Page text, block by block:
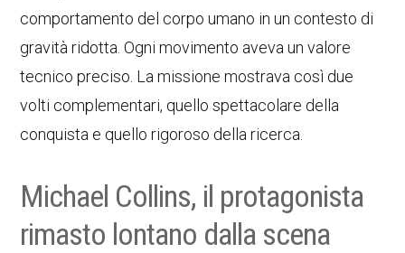
comportamento del corpo umano in un contesto di
gravità ridotta. Ogni movimento aveva un valore
tecnico preciso. La missione mostrava così due
volti complementari, quello spettacolare della
conquista e quello rigoroso della ricerca.
Michael Collins, il protagonista
rimasto lontano dalla scena